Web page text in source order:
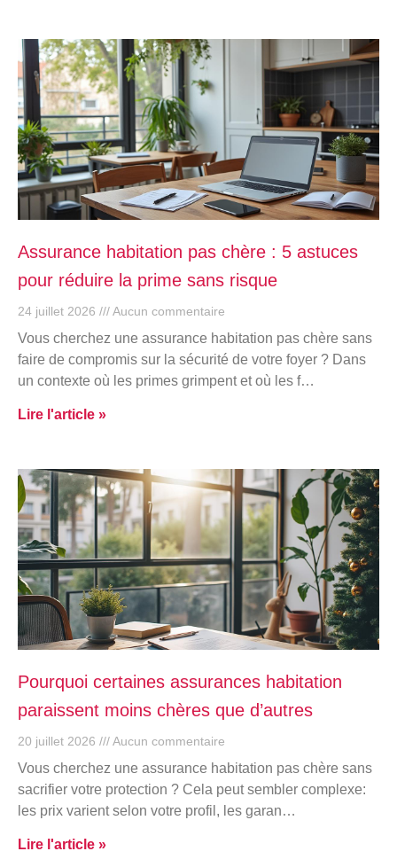
Assurance habitation pas chère : 5 astuces
pour réduire la prime sans risque
24 juillet 2026 Aucun commentaire
Vous cherchez une assurance habitation pas chère sans
faire de compromis sur la sécurité de votre foyer ? Dans
un contexte où les primes grimpent et où les f…
Lire l'article »
Pourquoi certaines assurances habitation
paraissent moins chères que d’autres
20 juillet 2026 Aucun commentaire
Vous cherchez une assurance habitation pas chère sans
sacrifier votre protection ? Cela peut sembler complexe:
les prix varient selon votre profil, les garan…
Lire l'article »